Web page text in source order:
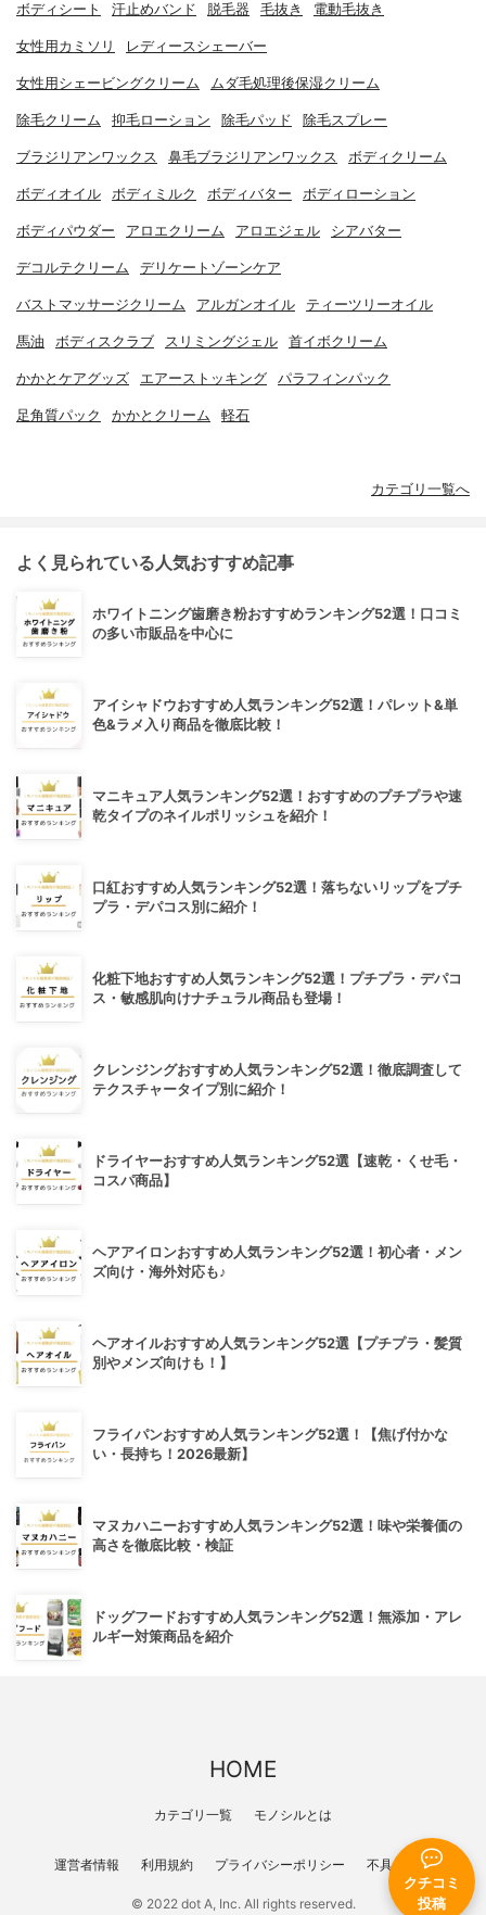
クチコミ
投稿
ボディシート 汗止めバンド 脱毛器 毛抜き 電動毛抜き
女性用カミソリ レディースシェーバー
女性用シェービングクリーム ムダ毛処理後保湿クリーム
除毛クリーム 抑毛ローション 除毛パッド 除毛スプレー
ブラジリアンワックス 鼻毛ブラジリアンワックス ボディクリーム
ボディオイル ボディミルク ボディバター ボディローション
ボディパウダー アロエクリーム アロエジェル シアバター
デコルテクリーム デリケートゾーンケア
バストマッサージクリーム アルガンオイル ティーツリーオイル
馬油 ボディスクラブ スリミングジェル 首イボクリーム
かかとケアグッズ エアーストッキング パラフィンパック
足角質パック かかとクリーム 軽石
カテゴリ一覧へ
よく見られている人気おすすめ記事
ホワイトニング歯磨き粉おすすめランキング52選！口コミ
の多い市販品を中心に
アイシャドウおすすめ人気ランキング52選！パレット&単
色&ラメ入り商品を徹底比較！
マニキュア人気ランキング52選！おすすめのプチプラや速
乾タイプのネイルポリッシュを紹介！
口紅おすすめ人気ランキング52選！落ちないリップをプチ
プラ・デパコス別に紹介！
化粧下地おすすめ人気ランキング52選！プチプラ・デパコ
ス・敏感肌向けナチュラル商品も登場！
クレンジングおすすめ人気ランキング52選！徹底調査して
テクスチャータイプ別に紹介！
ドライヤーおすすめ人気ランキング52選【速乾・くせ毛・
コスパ商品】
ヘアアイロンおすすめ人気ランキング52選！初心者・メン
ズ向け・海外対応も♪
ヘアオイルおすすめ人気ランキング52選【プチプラ・髪質
別やメンズ向けも！】
フライパンおすすめ人気ランキング52選！【焦げ付かな
い・長持ち！2026最新】
マヌカハニーおすすめ人気ランキング52選！味や栄養価の
高さを徹底比較・検証
ドッグフードおすすめ人気ランキング52選！無添加・アレ
ルギー対策商品を紹介
HOME
カテゴリ一覧 モノシルとは
運営者情報 利用規約 プライバシーポリシー 不具合報告
© 2022 dot A, Inc. All rights reserved.